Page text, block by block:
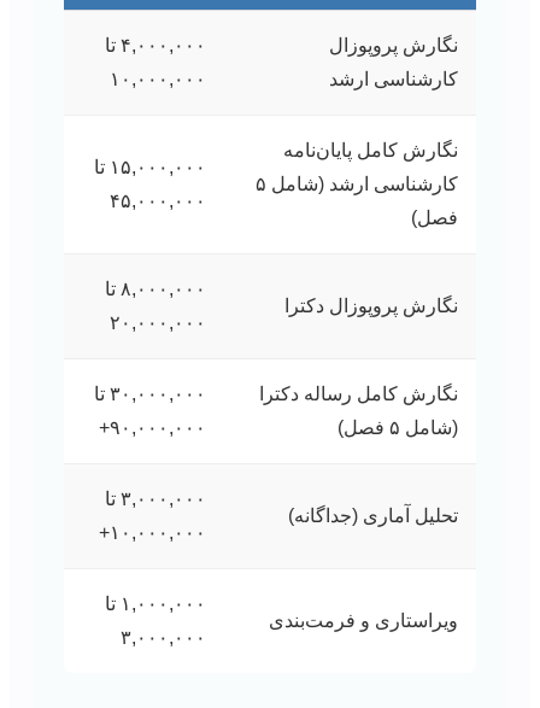
نگارش پروپوزال
کارشناسی ارشد
۴,۰۰۰,۰۰۰ تا
۱۰,۰۰۰,۰۰۰
نگارش کامل پایان‌نامه
کارشناسی ارشد (شامل ۵
فصل)
۱۵,۰۰۰,۰۰۰ تا
۴۵,۰۰۰,۰۰۰
نگارش پروپوزال دکترا
۸,۰۰۰,۰۰۰ تا
۲۰,۰۰۰,۰۰۰
نگارش کامل رساله دکترا
(شامل ۵ فصل)
۳۰,۰۰۰,۰۰۰ تا
۹۰,۰۰۰,۰۰۰+
تحلیل آماری (جداگانه)
۳,۰۰۰,۰۰۰ تا
۱۰,۰۰۰,۰۰۰+
ویراستاری و فرمت‌بندی
۱,۰۰۰,۰۰۰ تا
۳,۰۰۰,۰۰۰